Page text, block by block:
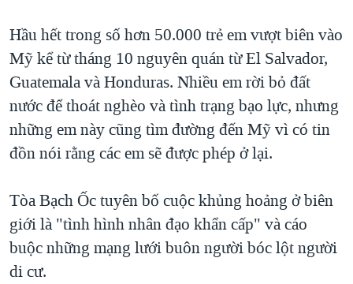
Hầu hết trong số hơn 50.000 trẻ em vượt biên vào
Mỹ kể từ tháng 10 nguyên quán từ El Salvador,
Guatemala và Honduras. Nhiều em rời bỏ đất
nước để thoát nghèo và tình trạng bạo lực, nhưng
những em này cũng tìm đường đến Mỹ vì có tin
đồn nói rằng các em sẽ được phép ở lại.
Tòa Bạch Ốc tuyên bố cuộc khủng hoảng ở biên
giới là "tình hình nhân đạo khẩn cấp" và cáo
buộc những mạng lưới buôn người bóc lột người
di cư.